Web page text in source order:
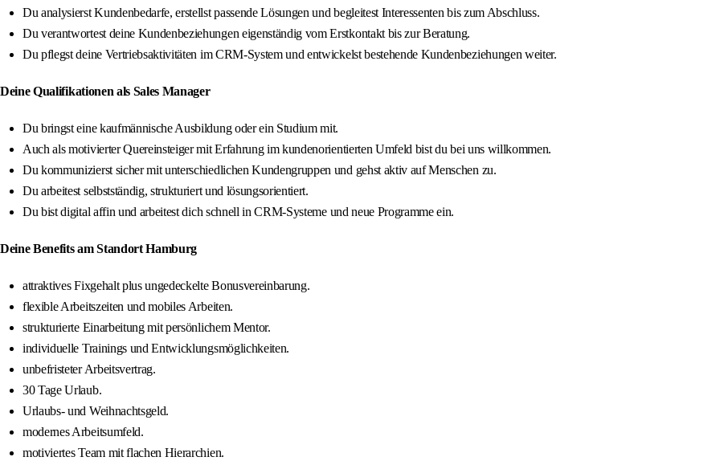
Du analysierst Kundenbedarfe, erstellst passende Lösungen und begleitest Interessenten bis zum Abschluss.
Du verantwortest deine Kundenbeziehungen eigenständig vom Erstkontakt bis zur Beratung.
Du pflegst deine Vertriebsaktivitäten im CRM-System und entwickelst bestehende Kundenbeziehungen weiter.
Deine Qualifikationen als Sales Manager
Du bringst eine kaufmännische Ausbildung oder ein Studium mit.
Auch als motivierter Quereinsteiger mit Erfahrung im kundenorientierten Umfeld bist du bei uns willkommen.
Du kommunizierst sicher mit unterschiedlichen Kundengruppen und gehst aktiv auf Menschen zu.
Du arbeitest selbstständig, strukturiert und lösungsorientiert.
Du bist digital affin und arbeitest dich schnell in CRM-Systeme und neue Programme ein.
Deine Benefits am Standort Hamburg
attraktives Fixgehalt plus ungedeckelte Bonusvereinbarung.
flexible Arbeitszeiten und mobiles Arbeiten.
strukturierte Einarbeitung mit persönlichem Mentor.
individuelle Trainings und Entwicklungsmöglichkeiten.
unbefristeter Arbeitsvertrag.
30 Tage Urlaub.
Urlaubs- und Weihnachtsgeld.
modernes Arbeitsumfeld.
motiviertes Team mit flachen Hierarchien.